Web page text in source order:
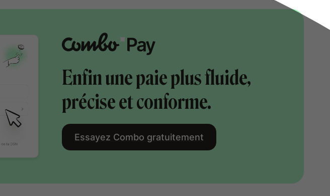
Enfin une paie plus fluide,
précise et conforme.
Essayez Combo gratuitement